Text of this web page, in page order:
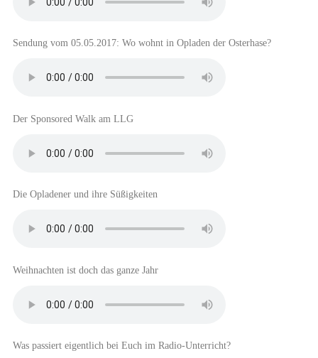
Sendung vom 05.05.2017: Wo wohnt in Opladen der Osterhase?
Der Sponsored Walk am LLG
Die Opladener und ihre Süßigkeiten
Weihnachten ist doch das ganze Jahr
Was passiert eigentlich bei Euch im Radio-Unterricht?